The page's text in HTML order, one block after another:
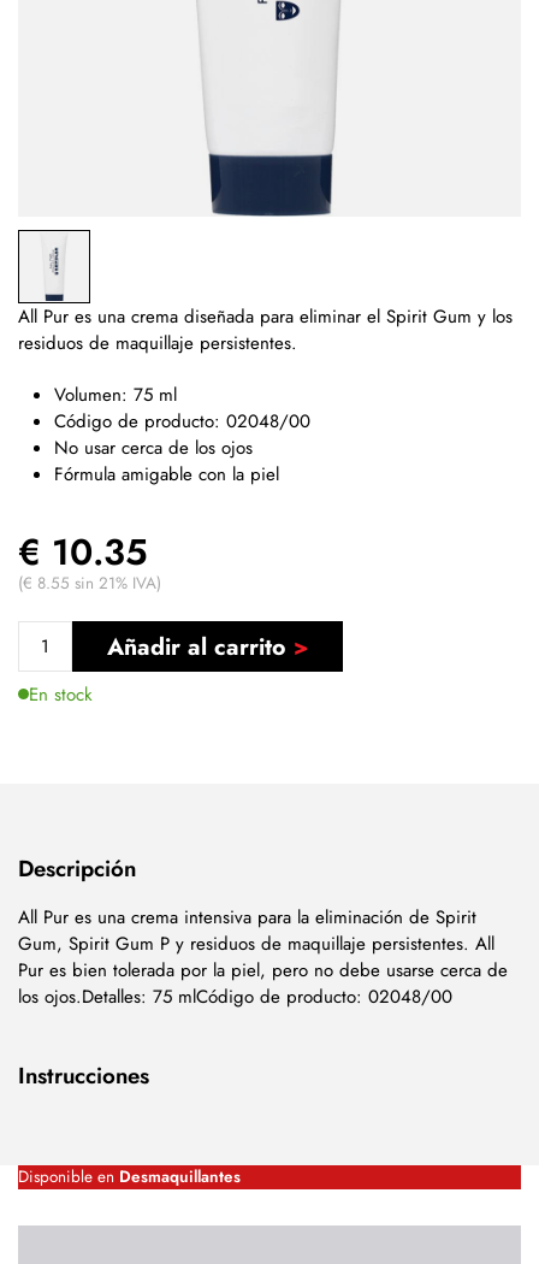
All Pur es una crema diseñada para eliminar el Spirit Gum y los
residuos de maquillaje persistentes.
Volumen: 75 ml
Código de producto: 02048/00
No usar cerca de los ojos
Fórmula amigable con la piel
€ 10.35
(€ 8.55 sin 21% IVA)
Añadir al carrito
En stock
Descripción
All Pur es una crema intensiva para la eliminación de Spirit
Gum, Spirit Gum P y residuos de maquillaje persistentes. All
Pur es bien tolerada por la piel, pero no debe usarse cerca de
los ojos.Detalles: 75 mlCódigo de producto: 02048/00
Instrucciones
Disponible en Desmaquillantes